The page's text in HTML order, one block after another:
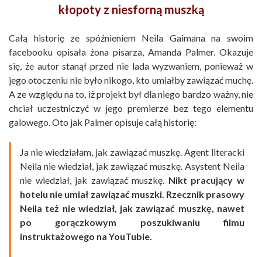
kłopoty z niesforną muszką
Całą historię ze spóźnieniem Neila Gaimana na swoim
facebooku opisała żona pisarza, Amanda Palmer. Okazuje
się, że autor stanął przed nie lada wyzwaniem, ponieważ w
jego otoczeniu nie było nikogo, kto umiałby zawiązać muchę.
A ze względu na to, iż projekt był dla niego bardzo ważny, nie
chciał uczestniczyć w jego premierze bez tego elementu
galowego. Oto jak Palmer opisuje całą historię:
Ja nie wiedziałam, jak zawiązać muszkę. Agent literacki
Neila nie wiedział, jak zawiązać muszkę. Asystent Neila
nie wiedział, jak zawiązać muszkę. Nikt pracujący w
hotelu nie umiał zawiązać muszki. Rzecznik prasowy
Neila też nie wiedział, jak zawiązać muszkę, nawet
po gorączkowym poszukiwaniu filmu
instruktażowego na YouTubie.